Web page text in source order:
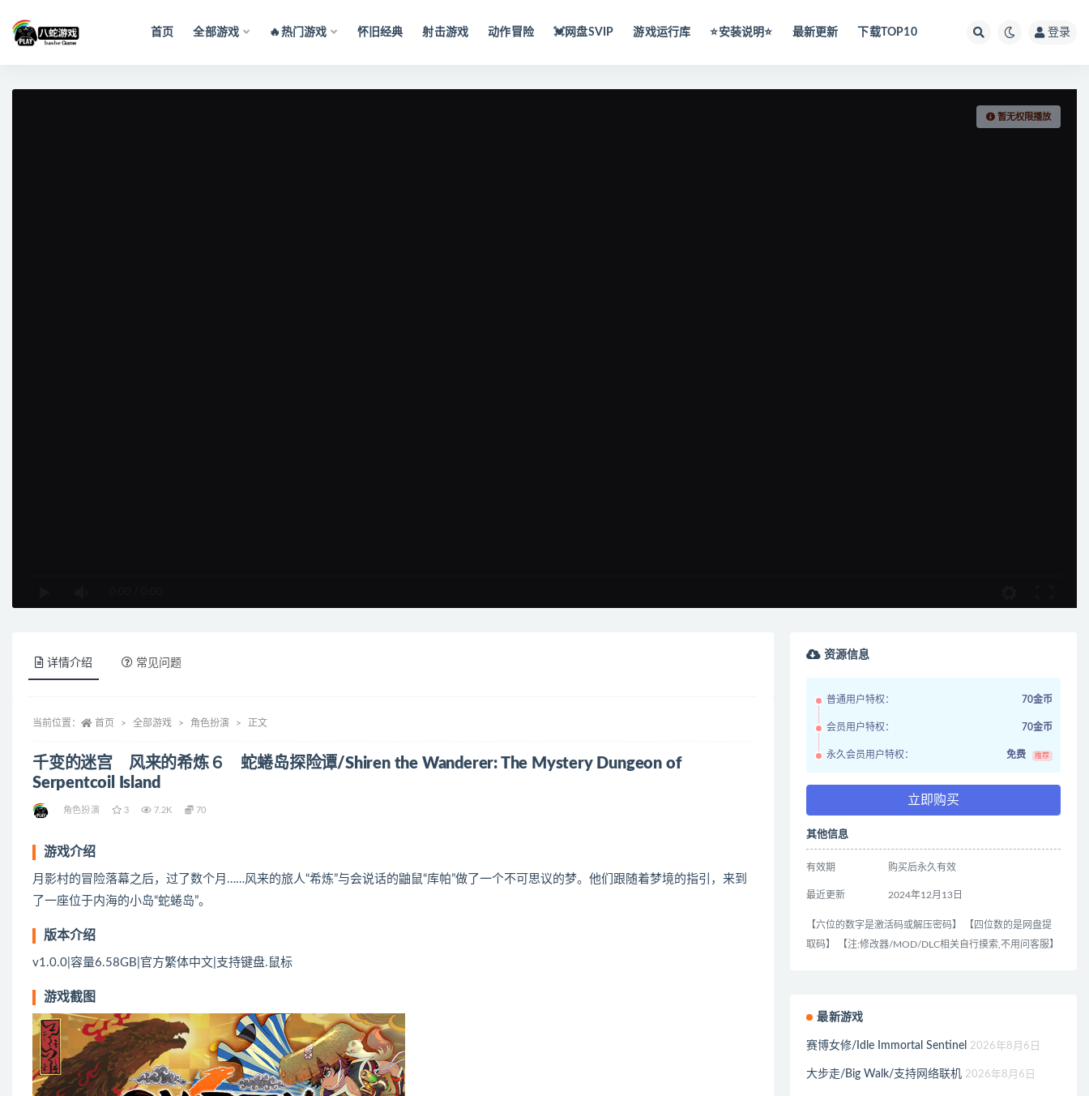
首页 全部游戏 🔥热门游戏 怀旧经典 射击游戏 动作冒险 💓网盘SVIP 游戏运行库 ⭐️安装说明⭐️ 最新更新 下载TOP10 登录
暂无权限播放
详情介绍 常见问题
当前位置： 首页 全部游戏 角色扮演 正文
千变的迷宫 风来的希炼６ 蛇蜷岛探险谭/Shiren the Wanderer: The Mystery Dungeon of
Serpentcoil Island
角色扮演 3 7.2K 70
游戏介绍
月影村的冒险落幕之后，过了数个月……风来的旅人“希炼”与会说话的鼬鼠“库帕”做了一个不可思议的梦。他们跟随着梦境的指引，来到
了一座位于内海的小岛“蛇蜷岛”。
版本介绍
v1.0.0|容量6.58GB|官方繁体中文|支持键盘.鼠标
游戏截图
资源信息
普通用户特权： 70金币
会员用户特权： 70金币
永久会员用户特权： 免费 推荐
立即购买
其他信息
有效期 购买后永久有效
最近更新 2024年12月13日
【六位的数字是激活码或解压密码】 【四位数的是网盘提
取码】 【注:修改器/MOD/DLC相关自行摸索,不用问客服】
最新游戏
赛博女修/Idle Immortal Sentinel 2026年8月6日
大步走/Big Walk/支持网络联机 2026年8月6日